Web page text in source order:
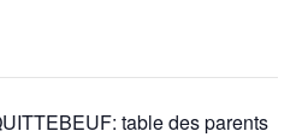
table des parents